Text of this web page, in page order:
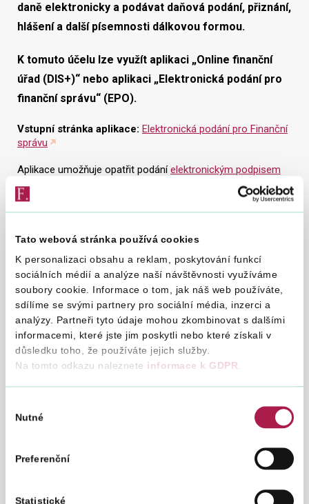
Tato webová stránka používá cookies
K personalizaci obsahu a reklam, poskytování funkcí
sociálních médií a analýze naší návštěvnosti využíváme
soubory cookie. Informace o tom, jak náš web používáte,
sdílíme se svými partnery pro sociální média, inzerci a
analýzy. Partneři tyto údaje mohou zkombinovat s dalšími
informacemi, které jste jim poskytli nebo které získali v
důsledku toho, že používáte jejich služby.
Na tomto odkazu naleznete informace k GDPR.
souhlasu
Nutné
Preferenční
Statistické
daně elektronicky a podávat daňová podání, přiznání,
hlášení a další písemnosti dálkovou formou.
K tomuto účelu lze využít aplikaci „Online finanční
úřad (DIS+)“ nebo aplikaci „Elektronická podání pro
finanční správu“ (EPO).
Vstupní stránka aplikace: Elektronická podání pro Finanční
správu
Aplikace umožňuje opatřit podáníelektronickým podpisem
pomocí aplikace ePodpisFS
odeslat jej prostřednictvím
DIS+
odeslat s ověřenou
identitou podatele způsobem, kterým se lze přihlásit do jeho
se zaručenou identitou NIA – služba Identita občana
podpisem.
Vybrané funkce usnadňující práci v aplikaci EPO:
Automatické před vyplňování formuláře (v případě
přihlášení do DIS+).
Automatické doplnění vybraných položek pomocí
číselníku.
vybraných položek.
Kontroly obsahu podání, které jsou shodné s kontrolami
realizovanými při zpracování podání na příslušném FÚ.
Možnost zpětného načtení pracovního souboru s
podáním pro další práci s ním.
položek formuláře.